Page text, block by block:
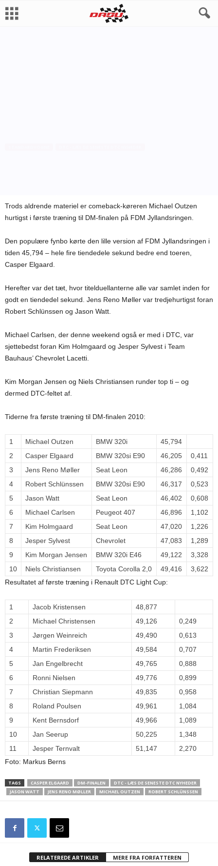
Trods aldrende materiel er comeback-køreren Michael Outzen
hurtigst i første træning til DM-finalen på FDM Jyllandsringen.
Den populære fynbo kørte den lille version af FDM Jyllandsringen i
tiden 45,794 – hele fire tiendedele sekund bedre end toeren,
Casper Elgaard.
Herefter var det tæt, hvor titelduellanterne alle var samlet inden for
godt en tiendedel sekund. Jens Reno Møller var tredjehurtigst foran
Robert Schlünssen og Jason Watt.
Michael Carlsen, der denne weekend også er med i DTC, var
sjettebedst foran Kim Holmgaard og Jesper Sylvest i Team
Bauhaus’ Chevrolet Lacetti.
Kim Morgan Jensen og Niels Christiansen runder top ti – og
dermed DTC-feltet af.
Tiderne fra første træning til DM-finalen 2010:
1 Michael Outzen BMW 320i
45,794
2
Casper Elgaard BMW 320si E90 46,205
0,411
3
Jens Reno Møller Seat Leon 46,286
0,492
4
Robert Schlünssen BMW 320si E90 46,317
0,523
5
Jason Watt Seat Leon 46,402
0,608
6
Michael Carlsen Peugeot 407 46,896
1,102
7
Kim Holmgaard Seat Leon 47,020
1,226
8
Jesper Sylvest Chevrolet 47,083
1,289
9
Kim Morgan Jensen BMW 320i E46 49,122
3,328
10
Niels Christiansen Toyota Corolla 2,0 49,416
3,622
Resultatet af første træning i Renault DTC Light Cup:
1 Jacob Kristensen
48,877
2
Michael Christensen 49,126
0,249
3
Jørgen Weinreich 49,490
0,613
4
Martin Frederiksen 49,584
0,707
5
Jan Engelbrecht 49,765
0,888
6
Ronni Nielsen 49,776
0,899
7
Christian Siepmann 49,835
0,958
8
Roland Poulsen 49,961
1,084
9
Kent Bernsdorf 49,966
1,089
10
Jan Seerup 50,225
1,348
11
Jesper Ternvalt 51,147
2,270
Foto: Markus Berns
TAGS CASPER ELGAARD DM-FINALEN
DTC - LÆS DE SENESTE DTC NYHEDER
JASON WATT
JENS RENO MØLLER MICHAEL OUTZEN ROBERT SCHLÜNSSEN
RELATEREDE ARTIKLER MERE FRA FORFATTEREN